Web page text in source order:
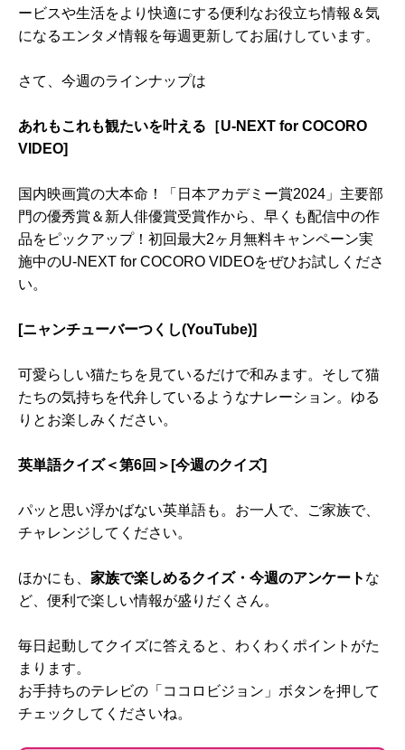
ービスや生活をより快適にする便利なお役立ち情報＆気
になるエンタメ情報を毎週更新してお届けしています。
さて、今週のラインナップは
あれもこれも観たいを叶える［U-NEXT for COCORO
VIDEO]
国内映画賞の大本命！「日本アカデミー賞2024」主要部
門の優秀賞＆新人俳優賞受賞作から、早くも配信中の作
品をピックアップ！初回最大2ヶ月無料キャンペーン実
施中のU-NEXT for COCORO VIDEOをぜひお試しくださ
い。
[ニャンチューバーつくし(YouTube)]
可愛らしい猫たちを見ているだけで和みます。そして猫
たちの気持ちを代弁しているようなナレーション。ゆる
りとお楽しみください。
英単語クイズ＜第6回＞[今週のクイズ]
パッと思い浮かばない英単語も。お一人で、ご家族で、
チャレンジしてください。
ほかにも、 家族で楽しめるクイズ・今週のアンケート な
ど、便利で楽しい情報が盛りだくさん。
毎日起動してクイズに答えると、わくわくポイントがた
まります。
お手持ちのテレビの「ココロビジョン」ボタンを押して
チェックしてくださいね。